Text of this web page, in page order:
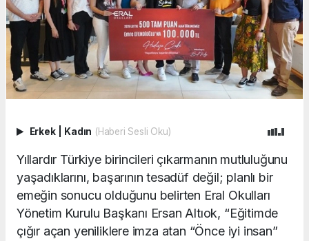
Erkek Kadın (Haberi Sesli Oku)
Yıllardır Türkiye birincileri çıkarmanın mutluluğunu
yaşadıklarını, başarının tesadüf değil; planlı bir
emeğin sonucu olduğunu belirten Eral Okulları
Yönetim Kurulu Başkanı Ersan Altıok, “Eğitimde
çığır açan yeniliklere imza atan “Önce iyi insan”